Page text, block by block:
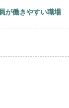
が働きやすい職場